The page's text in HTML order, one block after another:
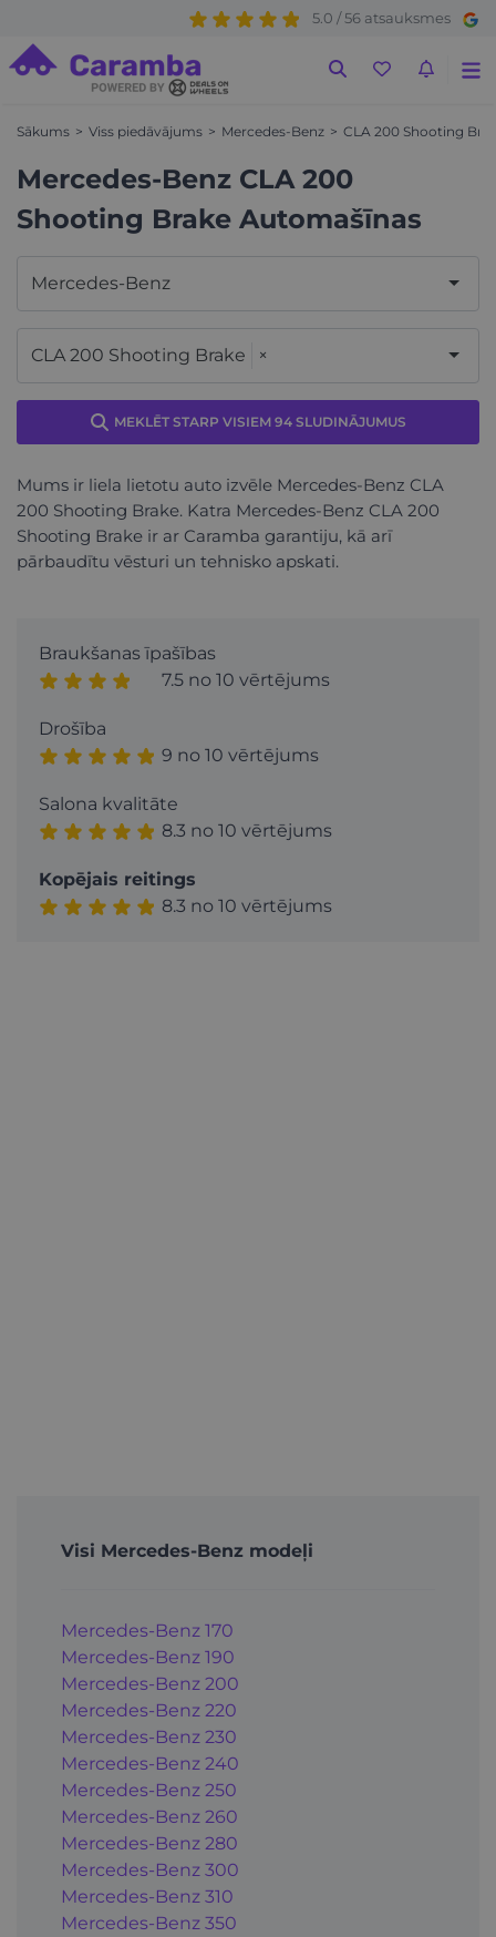
5.0 / 56 atsauksmes
Sākums Viss piedāvājums Mercedes-Benz CLA 200 Shooting
Mercedes-Benz CLA 200
Shooting Brake Automašīnas
Mercedes-Benz
CLA 200 Shooting Brake ×
MEKLĒT STARP VISIEM 94 SLUDINĀJUMUS
Mums ir liela lietotu auto izvēle Mercedes-Benz CLA
200 Shooting Brake. Katra Mercedes-Benz CLA 200
Shooting Brake ir ar Caramba garantiju, kā arī
pārbaudītu vēsturi un tehnisko apskati.
Braukšanas īpašības
7.5 no 10 vērtējums
Drošība
9 no 10 vērtējums
Salona kvalitāte
8.3 no 10 vērtējums
Kopējais reitings
8.3 no 10 vērtējums
Visi Mercedes-Benz modeļi
Mercedes-Benz 170
Mercedes-Benz 190
Mercedes-Benz 200
Mercedes-Benz 220
Mercedes-Benz 230
Mercedes-Benz 240
Mercedes-Benz 250
Mercedes-Benz 260
Mercedes-Benz 280
Mercedes-Benz 300
Mercedes-Benz 310
Mercedes-Benz 350